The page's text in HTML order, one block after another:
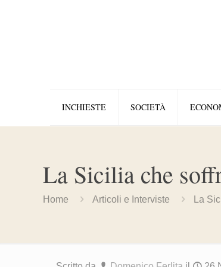
INCHIESTE SOCIETÀ
La Sicilia che
Home Articoli e Interviste La